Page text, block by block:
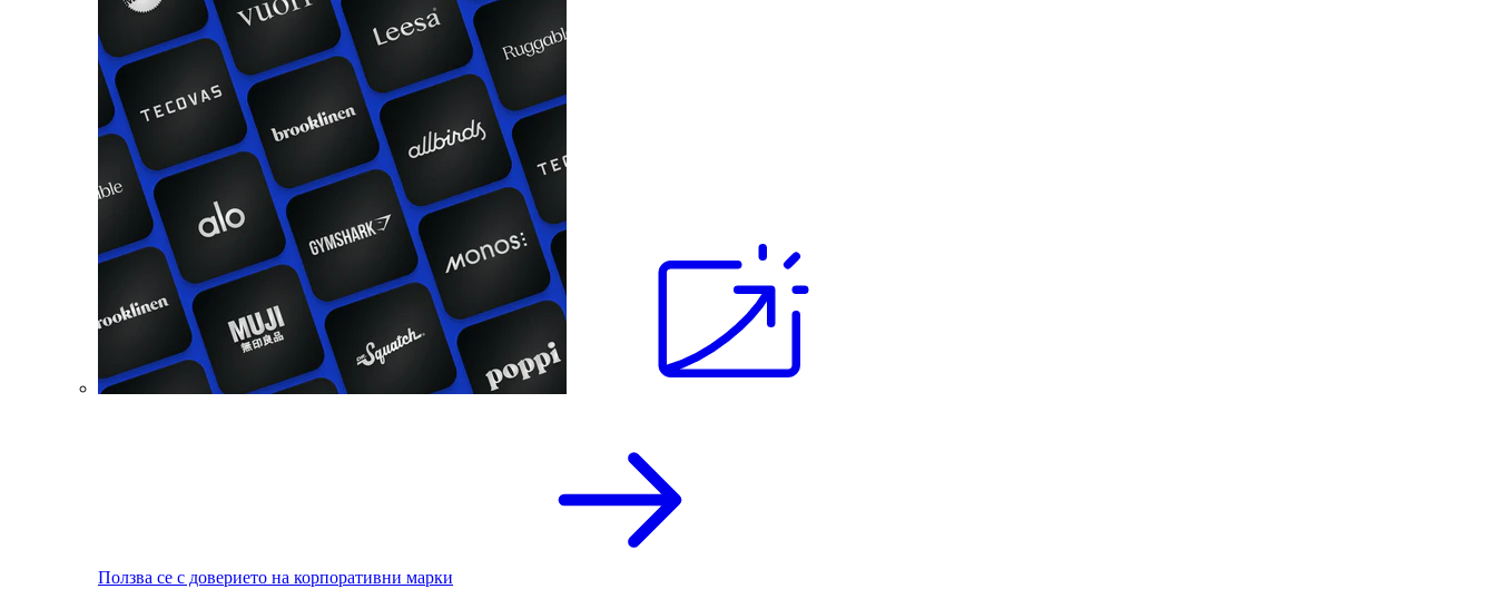
Ползва се с доверието на корпоративни марки